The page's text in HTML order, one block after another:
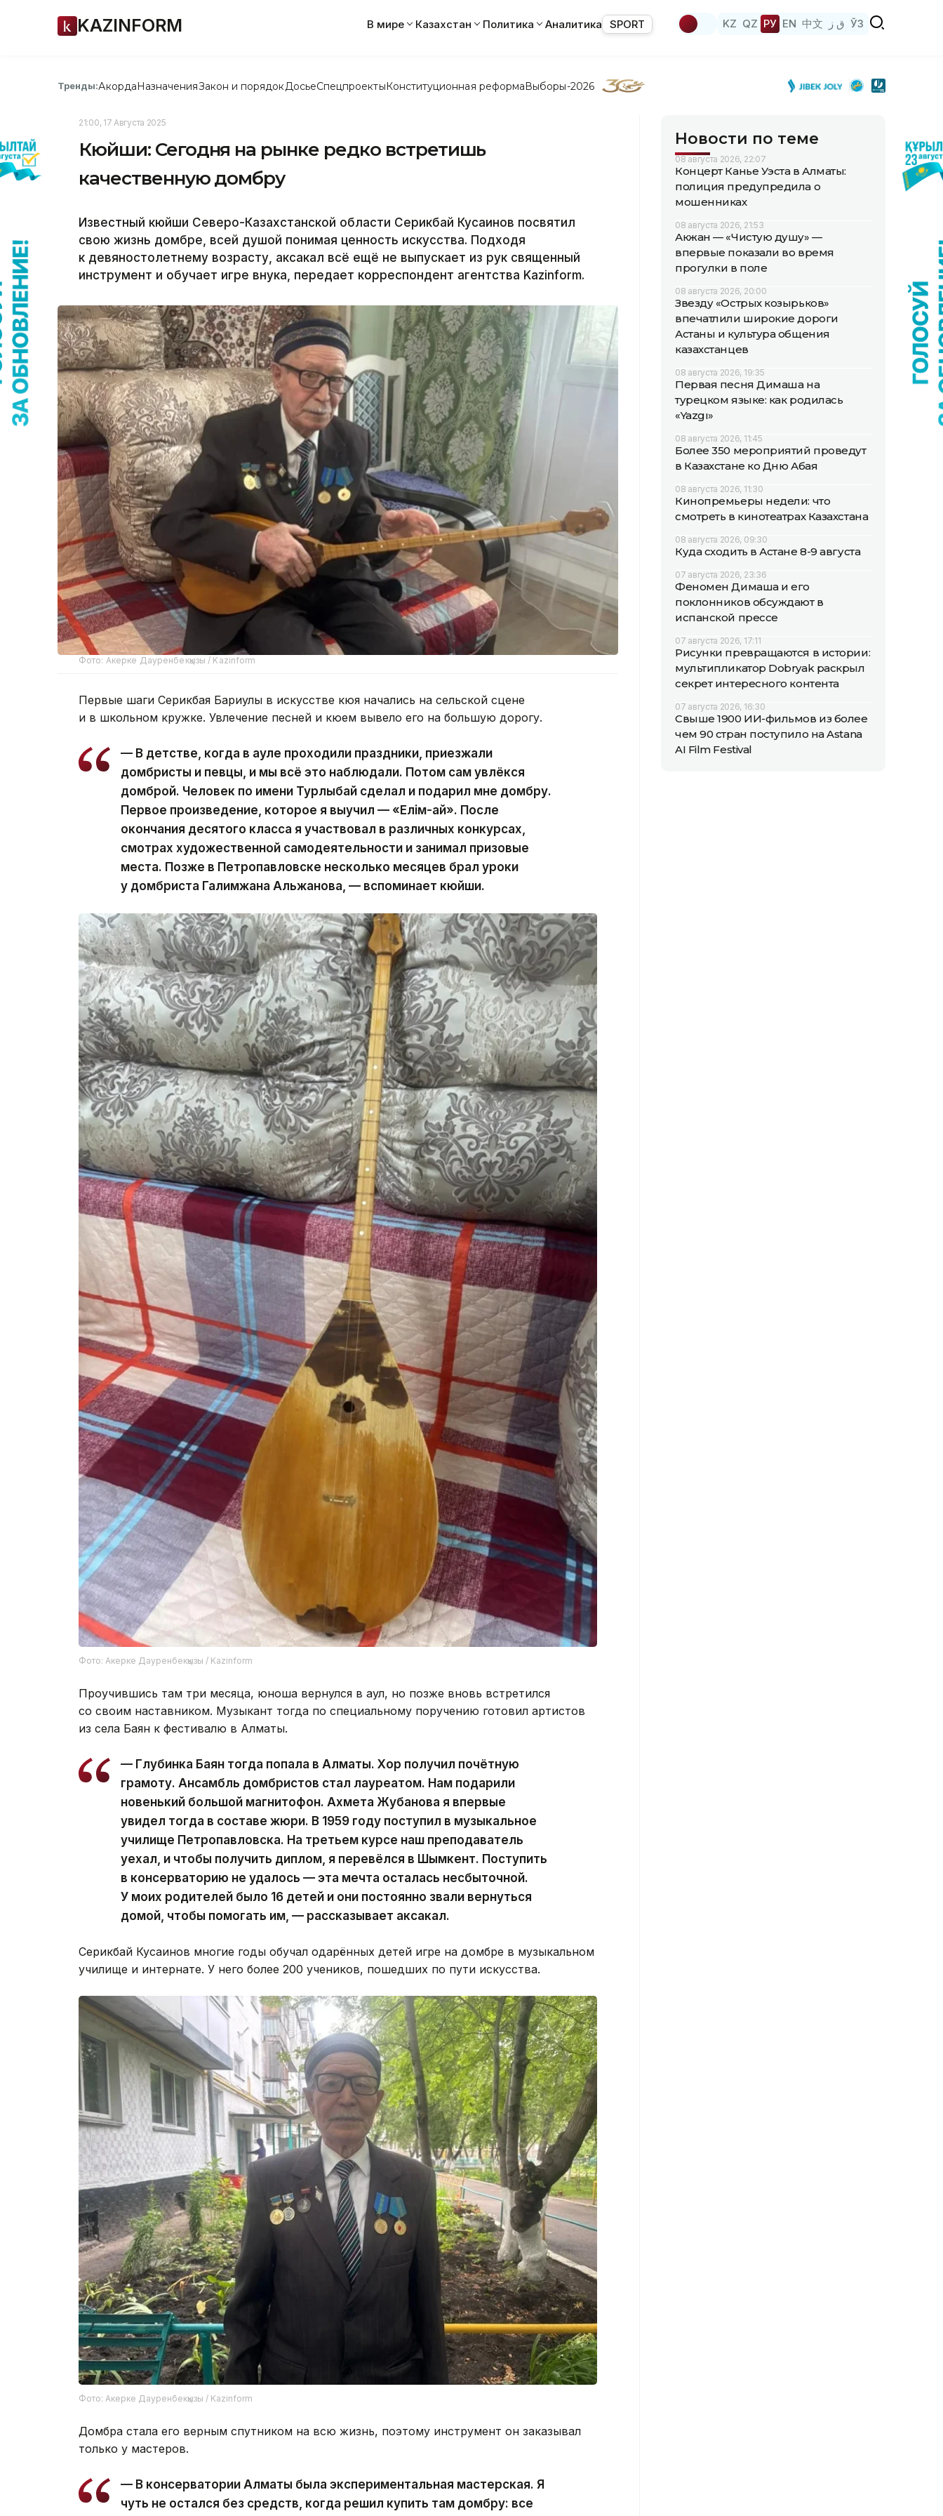
KAZINFORM В мире Казахстан Политика Аналитика SPORT KZ QZ РУ EN 中文 ق ز ЎЗ
Тренды:АкордаНазначенияЗакон и порядок ДосьеСпецпроектыКонституционная реформаВыборы-2026
21:00, 17 Августа 2025
Кюйши: Сегодня на рынке редко встретишь
качественную домбру
Известный кюйши Северо-Казахстанской области Серикбай Кусаинов посвятил
свою жизнь домбре, всей душой понимая ценность искусства. Подходя
к девяностолетнему возрасту, аксакал всё ещё не выпускает из рук священный
инструмент и обучает игре внука, передает корреспондент агентства Kazinform.
Фото: Акерке Дауренбекқызы / Kazinform
Первые шаги Серикбая Бариулы в искусстве кюя начались на сельской сцене
и в школьном кружке. Увлечение песней и кюем вывело его на большую дорогу.
— В детстве, когда в ауле проходили праздники, приезжали
домбристы и певцы, и мы всё это наблюдали. Потом сам увлёкся
домброй. Человек по имени Турлыбай сделал и подарил мне домбру.
Первое произведение, которое я выучил — «Елім-ай». После
окончания десятого класса я участвовал в различных конкурсах,
смотрах художественной самодеятельности и занимал призовые
места. Позже в Петропавловске несколько месяцев брал уроки
у домбриста Галимжана Альжанова, — вспоминает кюйши.
Фото: Акерке Дауренбекқызы / Kazinform
Проучившись там три месяца, юноша вернулся в аул, но позже вновь встретился
со своим наставником. Музыкант тогда по специальному поручению готовил артистов
из села Баян к фестивалю в Алматы.
— Глубинка Баян тогда попала в Алматы. Хор получил почётную
грамоту. Ансамбль домбристов стал лауреатом. Нам подарили
новенький большой магнитофон. Ахмета Жубанова я впервые
увидел тогда в составе жюри. В 1959 году поступил в музыкальное
училище Петропавловска. На третьем курсе наш преподаватель
уехал, и чтобы получить диплом, я перевёлся в Шымкент. Поступить
в консерваторию не удалось — эта мечта осталась несбыточной.
У моих родителей было 16 детей и они постоянно звали вернуться
домой, чтобы помогать им, — рассказывает аксакал.
Серикбай Кусаинов многие годы обучал одарённых детей игре на домбре в музыкальном
училище и интернате. У него более 200 учеников, пошедших по пути искусства.
Фото: Акерке Дауренбекқызы / Kazinform
Домбра стала его верным спутником на всю жизнь, поэтому инструмент он заказывал
только у мастеров.
— В консерватории Алматы была экспериментальная мастерская. Я
чуть не остался без средств, когда решил купить там домбру: все
Новости по теме
08 августа 2026, 22:07
Концерт Канье Уэста в Алматы:
полиция предупредила о
мошенниках
08 августа 2026, 21:53
Акжан — «Чистую душу» —
впервые показали во время
прогулки в поле
08 августа 2026, 20:00
Звезду «Острых козырьков»
впечатлили широкие дороги
Астаны и культура общения
казахстанцев
08 августа 2026, 19:35
Первая песня Димаша на
турецком языке: как родилась
«Yazgı»
08 августа 2026, 11:45
Более 350 мероприятий проведут
в Казахстане ко Дню Абая
08 августа 2026, 11:30
Кинопремьеры недели: что
смотреть в кинотеатрах Казахстана
08 августа 2026, 09:30
Куда сходить в Астане 8-9 августа
07 августа 2026, 23:36
Феномен Димаша и его
поклонников обсуждают в
испанской прессе
07 августа 2026, 17:11
Рисунки превращаются в истории:
мультипликатор Dobryak раскрыл
секрет интересного контента
07 августа 2026, 16:30
Свыше 1900 ИИ-фильмов из более
чем 90 стран поступило на Astana
AI Film Festival